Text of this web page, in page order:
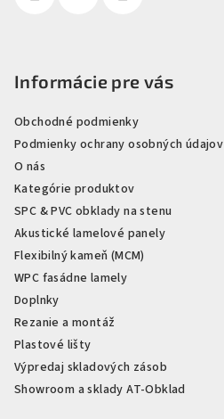
Informácie pre vás
Obchodné podmienky
Podmienky ochrany osobných údajov
O nás
Kategórie produktov
SPC & PVC obklady na stenu
Akustické lamelové panely
Flexibilný kameň (MCM)
WPC fasádne lamely
Doplnky
Rezanie a montáž
Plastové lišty
Výpredaj skladových zásob
Showroom a sklady AT-Obklad